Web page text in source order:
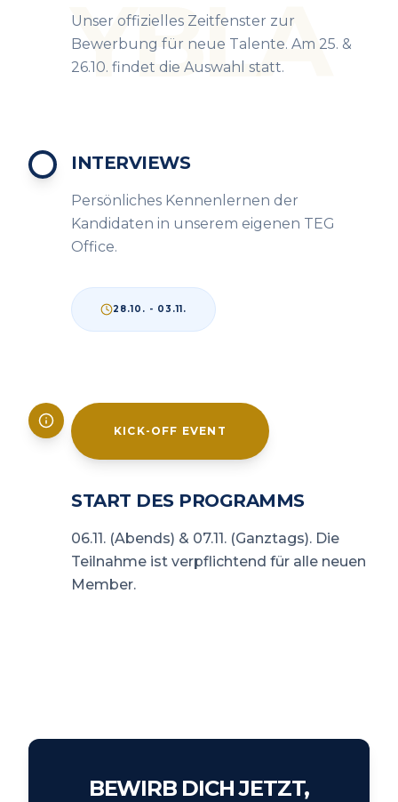
YBLA
Unser offizielles Zeitfenster zur
Bewerbung für neue Talente. Am 25. &
26.10. findet die Auswahl statt.
INTERVIEWS
Persönliches Kennenlernen der
Kandidaten in unserem eigenen TEG
Office.
28.10. - 03.11.
KICK-OFF EVENT
START DES PROGRAMMS
06.11. (Abends) & 07.11. (Ganztags). Die
Teilnahme ist verpflichtend für alle neuen
Member.
BEWIRB DICH JETZT,